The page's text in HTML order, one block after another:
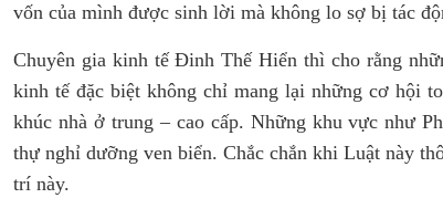
vốn của mình được sinh lời mà không lo sợ bị tác
Chuyên gia kinh tế Đinh Thế Hiển thì cho rằng
kinh tế đặc biệt không chỉ mang lại những cơ hội
khúc nhà ở trung – cao cấp. Những khu vực như
thự nghỉ dưỡng ven biển. Chắc chắn khi Luật này
trí này.